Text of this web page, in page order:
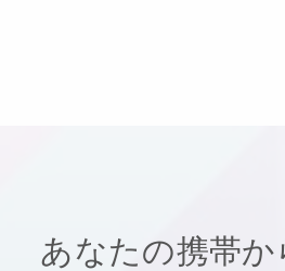
あなたの携帯